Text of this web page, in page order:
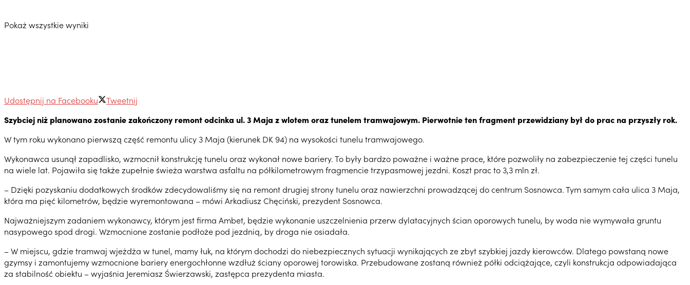
Pokaż wszystkie wyniki
Udostępnij na Facebooku
Tweetnij
Szybciej niż planowano zostanie zakończony remont odcinka ul. 3 Maja z wlotem oraz tunelem tramwajowym. Pierwotnie ten fragment przewidziany był do prac na przyszły rok.
W tym roku wykonano pierwszą część remontu ulicy 3 Maja (kierunek DK 94) na wysokości tunelu tramwajowego.
Wykonawca usunął zapadlisko, wzmocnił konstrukcję tunelu oraz wykonał nowe bariery. To były bardzo poważne i ważne prace, które pozwoliły na zabezpieczenie tej części tunelu
na wiele lat. Pojawiła się także zupełnie świeża warstwa asfaltu na półkilometrowym fragmencie trzypasmowej jezdni. Koszt prac to 3,3 mln zł.
– Dzięki pozyskaniu dodatkowych środków zdecydowaliśmy się na remont drugiej strony tunelu oraz nawierzchni prowadzącej do centrum Sosnowca. Tym samym cała ulica 3 Maja,
która ma pięć kilometrów, będzie wyremontowana – mówi Arkadiusz Chęciński, prezydent Sosnowca.
Najważniejszym zadaniem wykonawcy, którym jest firma Ambet, będzie wykonanie uszczelnienia przerw dylatacyjnych ścian oporowych tunelu, by woda nie wymywała gruntu
nasypowego spod drogi. Wzmocnione zostanie podłoże pod jezdnią, by droga nie osiadała.
– W miejscu, gdzie tramwaj wjeżdża w tunel, mamy łuk, na którym dochodzi do niebezpiecznych sytuacji wynikających ze zbyt szybkiej jazdy kierowców. Dlatego powstaną nowe
gzymsy i zamontujemy wzmocnione bariery energochłonne wzdłuż ściany oporowej torowiska. Przebudowane zostaną również półki odciążające, czyli konstrukcja odpowiadająca
za stabilność obiektu – wyjaśnia Jeremiasz Świerzawski, zastępca prezydenta miasta.